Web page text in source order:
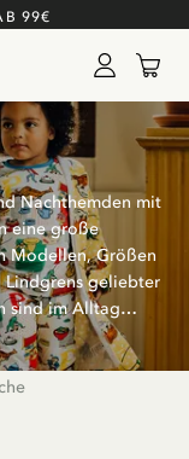
99€
Nachthemden mit
eine große
Modellen, Größen
Lindgrens geliebter
sind im Alltag
oder warum nicht
Prints kleiden?